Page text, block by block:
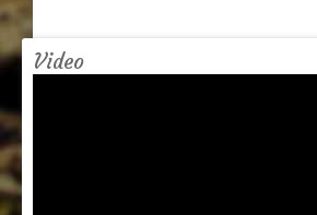
Video